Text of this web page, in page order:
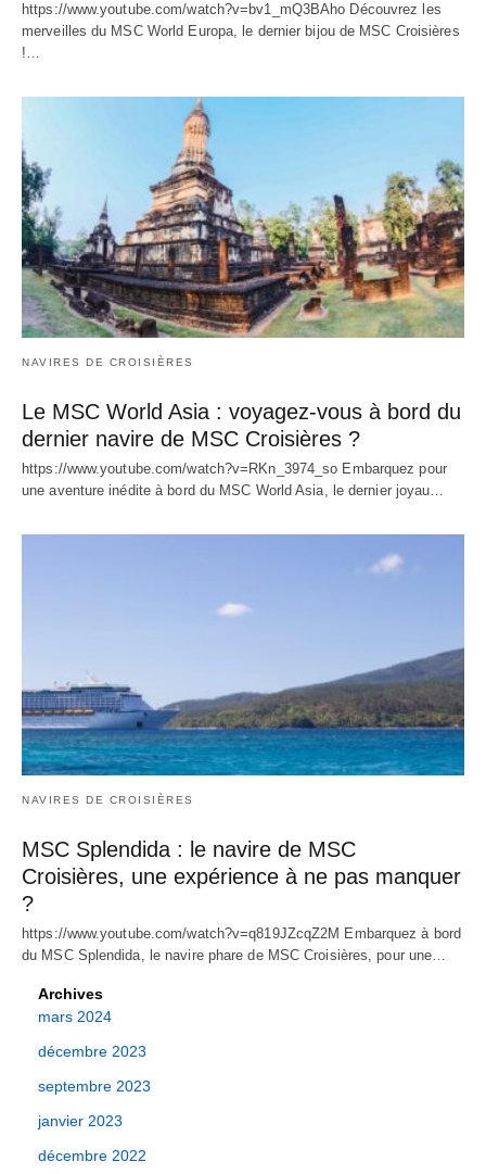
https://www.youtube.com/watch?v=bv1_mQ3BAho Découvrez les
merveilles du MSC World Europa, le dernier bijou de MSC Croisières
!…
NAVIRES DE CROISIÈRES
Le MSC World Asia : voyagez-vous à bord du
dernier navire de MSC Croisières ?
https://www.youtube.com/watch?v=RKn_3974_so Embarquez pour
une aventure inédite à bord du MSC World Asia, le dernier joyau…
NAVIRES DE CROISIÈRES
MSC Splendida : le navire de MSC
Croisières, une expérience à ne pas manquer
?
https://www.youtube.com/watch?v=q819JZcqZ2M Embarquez à bord
du MSC Splendida, le navire phare de MSC Croisières, pour une…
Archives
mars 2024
décembre 2023
septembre 2023
janvier 2023
décembre 2022